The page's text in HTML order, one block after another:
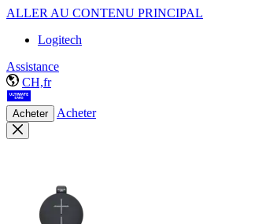
ALLER AU CONTENU PRINCIPAL
Logitech
Assistance
CH,fr
Acheter Acheter